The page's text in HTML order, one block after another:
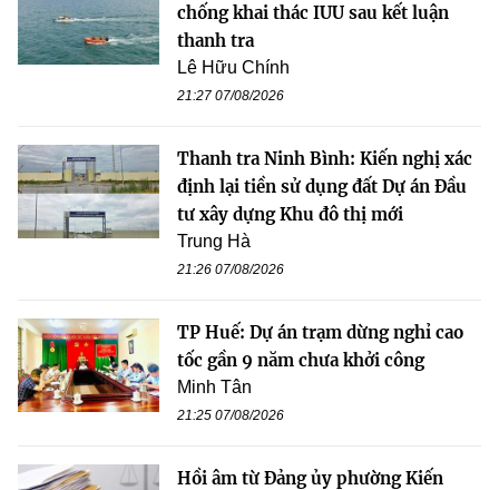
chống khai thác IUU sau kết luận
thanh tra
Lê Hữu Chính
21:27 07/08/2026
Thanh tra Ninh Bình: Kiến nghị xác
định lại tiền sử dụng đất Dự án Đầu
tư xây dựng Khu đô thị mới
Trung Hà
21:26 07/08/2026
TP Huế: Dự án trạm dừng nghỉ cao
tốc gần 9 năm chưa khởi công
Minh Tân
21:25 07/08/2026
Hồi âm từ Đảng ủy phường Kiến